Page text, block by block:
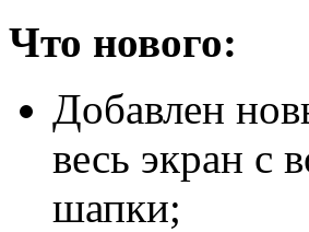
Что нового:
Добавлен
весь экран с
шапки;